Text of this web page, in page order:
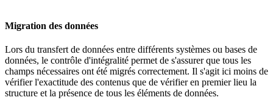
Migration des données
Lors du transfert de données entre différents systèmes ou bases de
données, le contrôle d'intégralité permet de s'assurer que tous les
champs nécessaires ont été migrés correctement. Il s'agit ici moins de
vérifier l'exactitude des contenus que de vérifier en premier lieu la
structure et la présence de tous les éléments de données.